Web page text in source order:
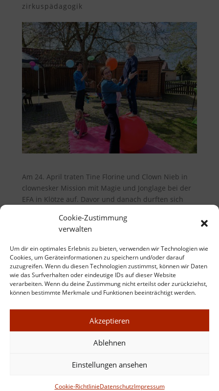
Cookie-Zustimmung
verwalten
Um dir ein optimales Erlebnis zu bieten, verwenden wir Technologien wie
Cookies, um Geräteinformationen zu speichern und/oder darauf
zuzugreifen. Wenn du diesen Technologien zustimmst, können wir Daten
wie das Surfverhalten oder eindeutige IDs auf dieser Website
verarbeiten. Wenn du deine Zustimmung nicht erteilst oder zurückziehst,
können bestimmte Merkmale und Funktionen beeinträchtigt werden.
Akzeptieren
Ablehnen
Einstellungen ansehen
Cookie-RichtlinieDatenschutzImpressum
zirkuspädagogik
Am 24. April traten Tine Florine und Clown Nieb in
clownesker Mission mit Magie und Jonglage bei der
EFA in Klötze auf. Davor und danach durften sich
Balance) probieren. Es war ein wunderbarer
Nachmittag!
act(19)
acting-classes(2)
zirkuspädagogik(10)